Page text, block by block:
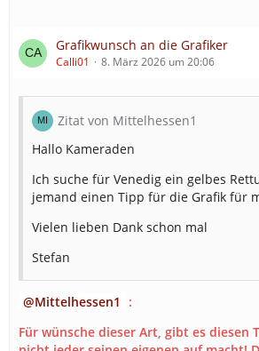
Grafikwunsch an die Grafiker
Calli01 8. März 2026 um 20:06
Zitat von Mittelhessen1
Hallo Kameraden
Ich suche für Venedig ein gelbes
jemand einen Tipp für die Grafik für
Vielen lieben Dank schon mal
Stefan
Mittelhessen1
:
Für wünsche dieser Art, gibt es diesen